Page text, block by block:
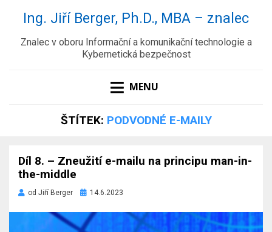
Ing. Jiří Berger, Ph.D., MBA – znalec
Znalec v oboru Informační a komunikační technologie a
Kybernetická bezpečnost
MENU
ŠTÍTEK: PODVODNÉ E-MAILY
Díl 8. – Zneužití e-mailu na principu man-in-
the-middle
od Jiří Berger
Zveřejněno
14.6.2023